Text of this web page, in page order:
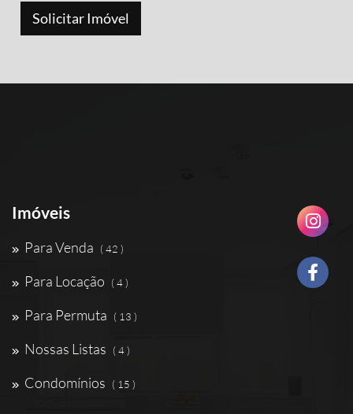
Imóveis
Para Venda ( 42 )
Para Locação ( 4 )
Para Permuta ( 13 )
Nossas Listas ( 4 )
Condomínios ( 15 )